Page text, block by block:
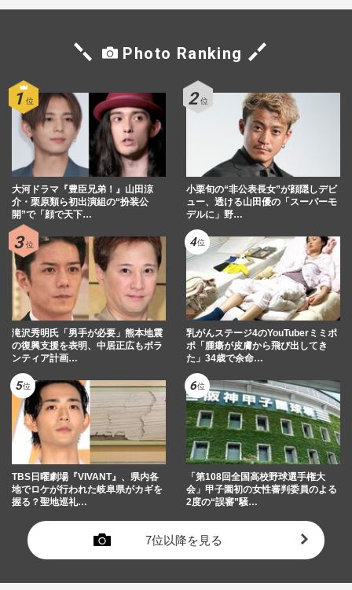
Photo Ranking
大河ドラマ『豊臣兄弟！』山田涼
介・栗原類ら初出演組の“扮装公
開”で「顔で天下…
小栗旬の“非公表長女”が顔隠しデビ
ュー、透ける山田優の「スーパーモ
デルに」野…
滝沢秀明氏「男手が必要」熊本地震
の復興支援を表明、中居正広もボラ
ンティア計画…
乳がんステージ4のYouTuberミミポ
ポ「腫瘍が皮膚から飛び出してき
た」34歳で余命…
TBS日曜劇場『VIVANT』、県内各
地でロケが行われた岐阜県がカギを
握る？聖地巡礼…
「第108回全国高校野球選手権大
会」甲子園初の女性審判委員のよる
2度の“誤審”騒…
7位以降を見る